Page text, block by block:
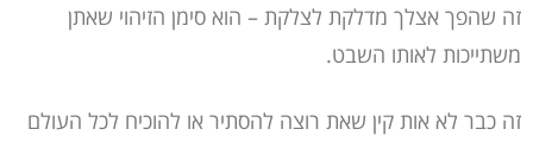
זה שהפך אצלך מדלקת לצלקת – הוא סימן הזיהוי שאתן
משתייכות לאותו השבט.
זה כבר לא אות קין שאת רוצה להסתיר או להוכיח לכל העולם